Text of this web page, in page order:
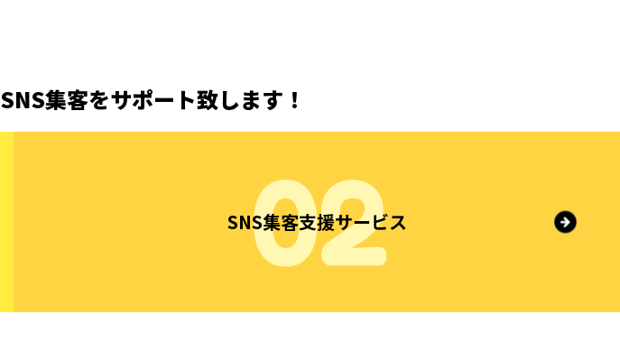
SNS集客をサポート致します！
SNS集客支援サービス